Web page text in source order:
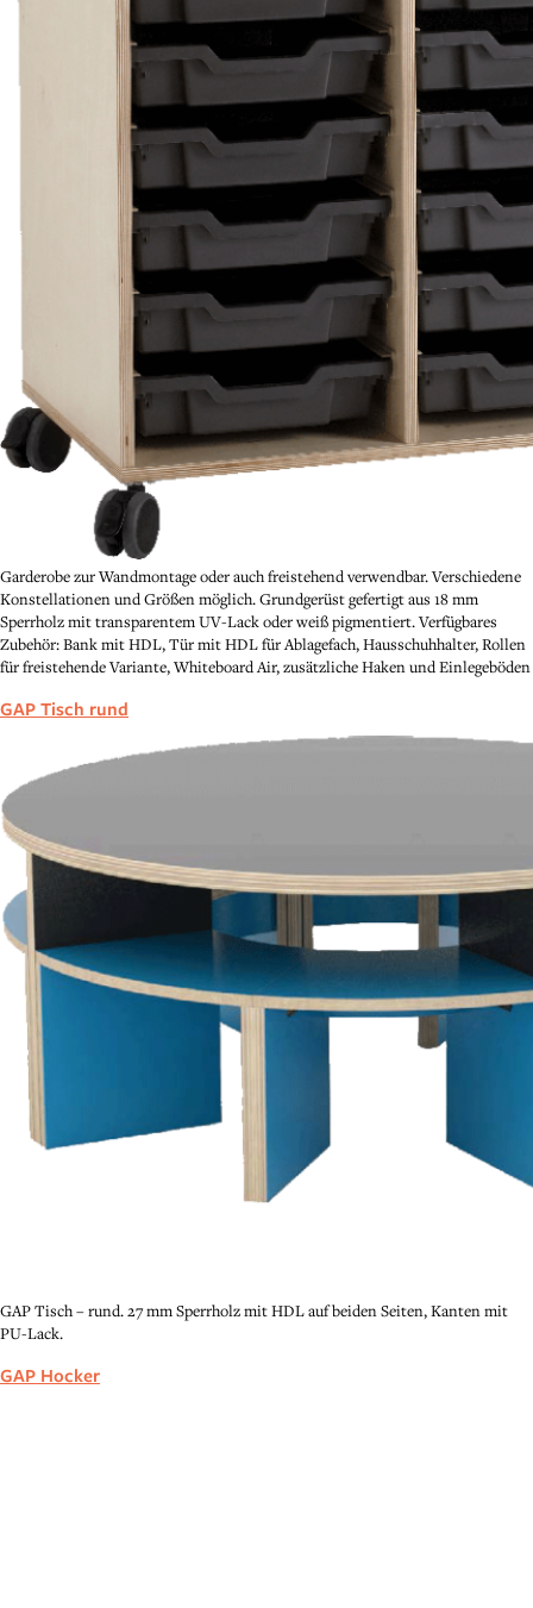
Garderobe zur Wandmontage oder auch freistehend verwendbar. Verschiedene
Konstellationen und Größen möglich. Grundgerüst gefertigt aus 18 mm
Sperrholz mit transparentem UV-Lack oder weiß pigmentiert. Verfügbares
Zubehör: Bank mit HDL, Tür mit HDL für Ablagefach, Hausschuhhalter, Rollen
für freistehende Variante, Whiteboard Air, zusätzliche Haken und Einlegeböden
GAP Tisch rund
GAP Tisch – rund. 27 mm Sperrholz mit HDL auf beiden Seiten, Kanten mit
PU-Lack.
GAP Hocker